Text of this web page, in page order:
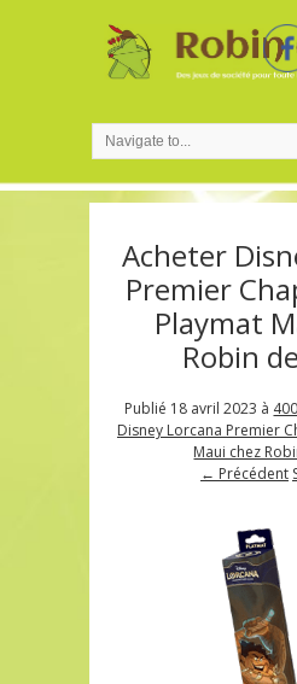
Acheter
Premier
Playmat
Robin
Publié 18 avril 2023 à
Disney Lorcana Premier
Maui chez
← Précédent